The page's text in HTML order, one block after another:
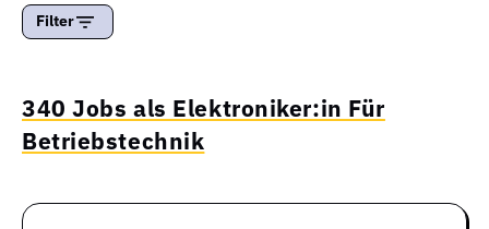
Filter
340 Jobs als Elektroniker:in Für
Betriebstechnik